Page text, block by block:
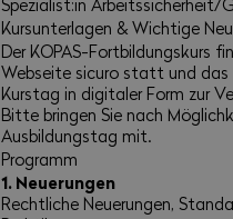
Spezialist:in Arbeitssicherheit/
Kursunterlagen & Wichtige
Der KOPAS-Fortbildungskurs
Webseite sicuro statt und das
Kurstag in digitaler Form zur
Bitte bringen Sie nach
Ausbildungstag mit.
Programm
1. Neuerungen
Rechtliche Neuerungen,